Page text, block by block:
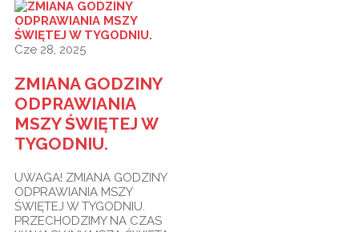
Cze 28, 2025
ZMIANA GODZINY
ODPRAWIANIA
MSZY ŚWIĘTEJ W
TYGODNIU.
UWAGA! ZMIANA GODZINY
ODPRAWIANIA MSZY
ŚWIĘTEJ W TYGODNIU.
PRZECHODZIMY NA CZAS